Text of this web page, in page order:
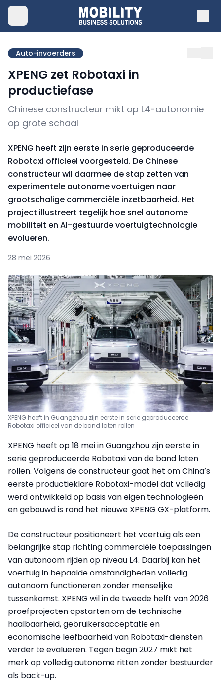
Auto-invoerders
XPENG zet Robotaxi in
productiefase
Chinese constructeur mikt op L4-autonomie
op grote schaal
XPENG heeft zijn eerste in serie geproduceerde
Robotaxi officieel voorgesteld. De Chinese
constructeur wil daarmee de stap zetten van
experimentele autonome voertuigen naar
grootschalige commerciële inzetbaarheid. Het
project illustreert tegelijk hoe snel autonome
mobiliteit en AI-gestuurde voertuigtechnologie
evolueren.
28 mei 2026
XPENG heeft in Guangzhou zijn eerste in serie geproduceerde
Robotaxi officieel van de band laten rollen
XPENG heeft op 18 mei in Guangzhou zijn eerste in
serie geproduceerde Robotaxi van de band laten
rollen. Volgens de constructeur gaat het om China’s
eerste productieklare Robotaxi-model dat volledig
werd ontwikkeld op basis van eigen technologieën
en gebouwd is rond het nieuwe XPENG GX-platform.
De constructeur positioneert het voertuig als een
belangrijke stap richting commerciële toepassingen
van autonoom rijden op niveau L4. Daarbij kan het
voertuig in bepaalde omstandigheden volledig
autonoom functioneren zonder menselijke
tussenkomst. XPENG wil in de tweede helft van 2026
proefprojecten opstarten om de technische
haalbaarheid, gebruikersacceptatie en
economische leefbaarheid van Robotaxi-diensten
verder te evalueren. Tegen begin 2027 mikt het
merk op volledig autonome ritten zonder bestuurder
als back-up.